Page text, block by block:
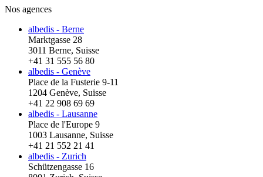
Nos agences
albedis - Berne
Marktgasse 28
3011 Berne, Suisse
+41 31 555 56 80
albedis - Genève
Place de la Fusterie 9-11
1204 Genève, Suisse
+41 22 908 69 69
albedis - Lausanne
Place de l'Europe 9
1003 Lausanne, Suisse
+41 21 552 21 41
albedis - Zurich
Schützengasse 16